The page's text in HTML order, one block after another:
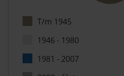
T/m 1945
1946 - 1980
1981 - 2007